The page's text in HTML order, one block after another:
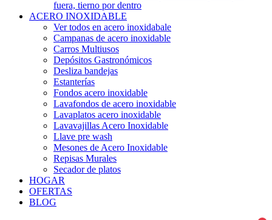
fuera, tierno por dentro
ACERO INOXIDABLE
Ver todos en acero inoxidabale
Campanas de acero inoxidable
Carros Multiusos
Depósitos Gastronómicos
Desliza bandejas
Estanterías
Fondos acero inoxidable
Lavafondos de acero inoxidable
Lavaplatos acero inoxidable
Lavavajillas Acero Inoxidable
Llave pre wash
Mesones de Acero Inoxidable
Repisas Murales
Secador de platos
HOGAR
OFERTAS
BLOG